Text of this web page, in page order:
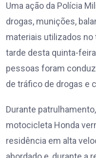
Uma ação da Polícia
drogas, munições,
materiais utilizados
tarde desta quinta-
pessoas foram
de tráfico de drogas e
Durante
motocicleta Honda
residência em alta